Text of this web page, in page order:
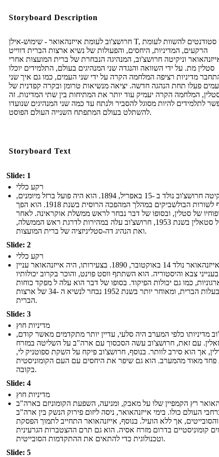
Storyboard Description
חרושצ'וב לעומת אייזנהאואר - שימוש-אילן T, יש סטודנטים להשוות לעומת
הרקעים, המדיניות, היחסים, והפעולות של נשיא ארצות הברית דווייט
וניקיטה חרושצ'וב, המנהיגה הנבחרת של ברית המועצות אחרי
סטלין מת. על ידי השוואה והנגדה שני המנהיגים בעולם, התלמידים יוכלו
מדיניות רציפה המלחמה הקרה על ידי שני העמים, כמו גם איך שני
פעלו תחת הנהגה חדשה. יציאה מנשיאות טרומן ובקרה קפדנית של
המלחמה הקרה יעמיק עוד יותר את המתיחות בין שתי המדינות. זה
לתלמידים להיות מסוגל להסביר ולנתח עד כמה שני המנהיגים שנועדו
להשתלט בעולם המתפתח השנייה העולם הפוסט.
Storyboard Text
Slide: 1
רקע כללי
ניקיטה חרושצ'וב נולד ב -15 באפריל, 1894. הוא היה פועל ברזל מיומנים,
והצטרף לשורות הבולשביקים במהלך המהפכה הרוסית בשנת 1918. הוא הפך
של סטלין, ובסופו של דבר נבחר לראש ממשלת אוקראינה. לאחר
מותו של סטאלין בשנת 1953, חרושצ'וב עלה במהירות לדרגת ראש הממשלה,
ואת הנהיג דה-סטליניזציה של ברית המועצות.
Slide: 2
רקע כללי
דווייט אייזנהאואר נולד 14 באוקטובר, 1890. בצעירותו, היה אייזנהאואר עניין
צבא והיסטוריה. הוא השתתף ווסט פוינט, והוכר בקרוב יכולותיו
כמו גם יכולות הפיקוד. בסופו של דבר הוא עלה ל מפקד כוחות
בעלות הברית, ומאוחר יותר בשנת 1952 נבחר לנשיא ה -34 של ארצות
הברית.
Slide: 3
מדיניות חוץ
מדיניותו כלפי המערב היה סלעי, עדיין יותר מתקדמים מאשר קודם,
עם זאת, חרושצ'וב עשה הסכסוך עם ארה"ב על השליטה במזרח
אך הוא סירב לוותר. בנוסף, חרושצ'וב פיקח על השקת ספוטניק לי,
פחד מאוד מהמערב. הוא גם שיפר את היחסים עם העם הקומוניסטית
בקובה.
Slide: 4
מדיניות חוץ
רץ הקמפיין שלו על מאבק, ומניעה, השפעת הקומוניזם בארה"ב
העולם כולו. בימי אייזנהאואר, ניסה ליזום פירוק הנשק בין ארה"ב
והסובייטים, אך ללא הועיל. בנוסף, אייזנהאואר התחייב לתמוך הפסקת
קומוניסטיים בדרום מזרח אסיה. הוא גם תרם ההצטברות הגרעינית
וטכנולוגית כדי להתאים את ההתקדמות הסובייטית.
Slide: 5